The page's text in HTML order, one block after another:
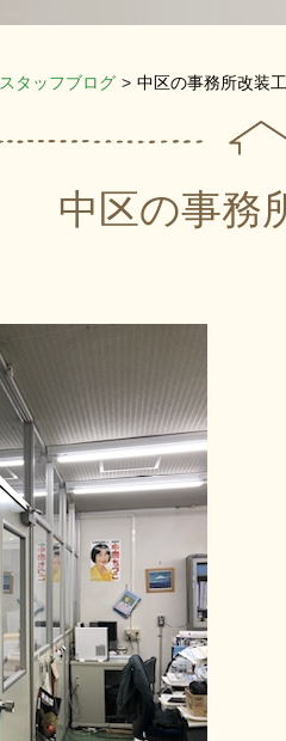
スタッフブログ > 中区の事務所改装
中区の事務